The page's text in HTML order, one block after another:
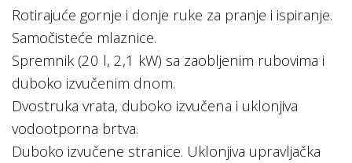
Rotirajuće gornje i donje ruke za pranje i ispiranje.
Samočisteće mlaznice.
Spremnik (20 l, 2,1 kW) sa zaobljenim rubovima i
duboko izvučenim dnom.
Dvostruka vrata, duboko izvučena i uklonjiva
vodootporna brtva.
Duboko izvučene stranice. Uklonjiva upravljačka